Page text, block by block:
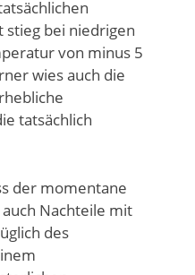
stieg bei niedrigen
von minus 5
wies auch die
tatsächlich
der momentane
Nachteile mit
des